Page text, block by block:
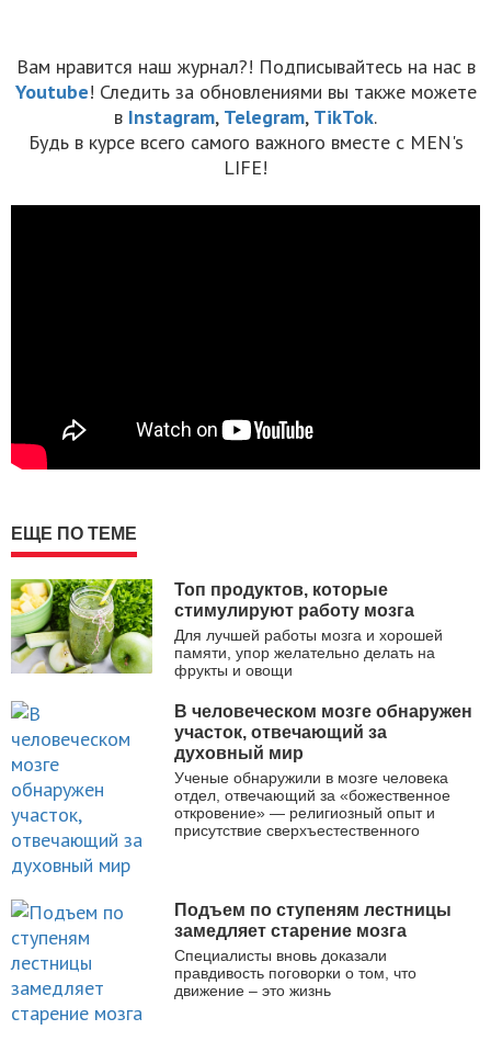
Вам нравится наш журнал?! Подписывайтесь на нас в
Youtube! Следить за обновлениями вы также можете
в Instagram, Telegram, TikTok.
Будь в курсе всего самого важного вместе с MEN's
LIFE!
ЕЩЕ ПО ТЕМЕ
Топ продуктов, которые
стимулируют работу мозга
Для лучшей работы мозга и хорошей
памяти, упор желательно делать на
фрукты и овощи
В человеческом мозге обнаружен
участок, отвечающий за
духовный мир
Ученые обнаружили в мозге человека
отдел, отвечающий за «божественное
откровение» — религиозный опыт и
присутствие сверхъестественного
Подъем по ступеням лестницы
замедляет старение мозга
Специалисты вновь доказали
правдивость поговорки о том, что
движение – это жизнь